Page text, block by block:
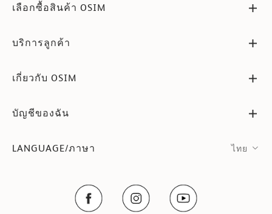
เลือกซื้อสินค้า OSIM
บริการลูกค้า
เกี่ยวกับ OSIM
บัญชีของฉัน
LANGUAGE/ภาษา ไทย